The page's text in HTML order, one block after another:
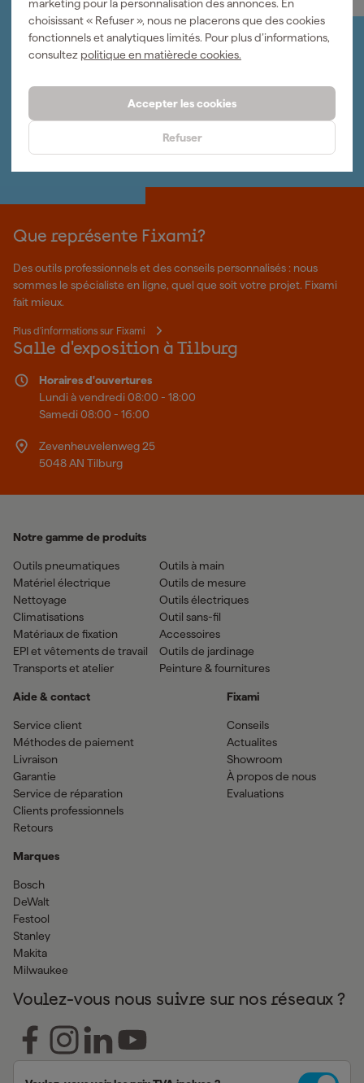
marketing pour la personnalisation des annonces. En
choisissant « Refuser », nous ne placerons que des cookies
fonctionnels et analytiques limités. Pour plus d’informations,
consultez politique en matièrede cookies.
Accepter les cookies
Refuser
Organisez-le vous-même
Connectez-vous et gérez vos commandes et vos
Abonnez-vous à la newsletter hebdomadaire
Nous nous ferons un plaisir de vous aider. Contactez l'un
Que représente Fixami?
Des outils professionnels et des conseils personnalisés : nous
sommes le spécialiste en ligne, quel que soit votre projet. Fixami
fait mieux.
Plus d'informations sur Fixami
Salle d'exposition à Tilburg
Horaires d'ouvertures
Lundi à vendredi 08:00 - 18:00
Samedi 08:00 - 16:00
Zevenheuvelenweg 25
5048 AN Tilburg
Notre gamme de produits
Outils pneumatiques
Matériel électrique
Nettoyage
Climatisations
Matériaux de fixation
EPI et vêtements de travail
Transports et atelier
Outils à main
Outils de mesure
Outils électriques
Outil sans-fil
Accessoires
Outils de jardinage
Peinture & fournitures
Aide & contact
Service client
Méthodes de paiement
Livraison
Garantie
Service de réparation
Clients professionnels
Retours
Marques
Bosch
DeWalt
Festool
Stanley
Makita
Milwaukee
Fixami
Conseils
Actualites
Showroom
À propos de nous
Evaluations
Voulez-vous nous suivre sur nos réseaux ?